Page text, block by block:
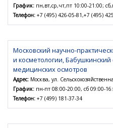
График: пн,вт,ср,чт,пт 10:00-21:00;
Телефон: +7 (495) 426-05-81,+7 (495)
Московский научно-
и косметологии,
медицинских осмотров
Адрес: Москва, ул.
График: пн-пт 08:00-20:00, сб 09:00-
Телефон: +7 (499) 181-37-34